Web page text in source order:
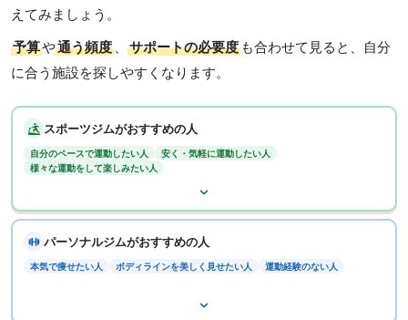
えてみましょう。
予算や通う頻度 、 サポートの必要度 も合わせて見ると、自分
に合う施設を探しやすくなります。
スポーツジムがおすすめの人
自分のペースで運動したい人
安く・気軽に運動したい人
様々な運動をして楽しみたい人
パーソナルジムがおすすめの人
本気で痩せたい人 ボディラインを美しく見せたい人 運動経験のない人